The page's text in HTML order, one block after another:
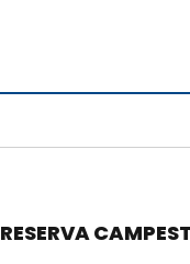
RESERVA